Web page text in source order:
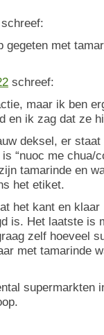
schreef:
gegeten met
schreef:
maar ik ben
en ik zag dat ze
deksel, er
“nuoc me chua/
tamarinde en
het etiket.
het kant en
is. Het laatste is
zelf hoeveel
met tamarinde
supermarkten